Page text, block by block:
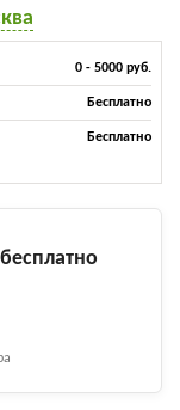
0 - 5000 руб.
Бесплатно
Бесплатно